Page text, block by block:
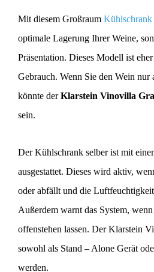
Mit diesem Großraum Kühlschrank
optimale Lagerung Ihrer Weine,
Präsentation. Dieses Modell ist
Gebrauch. Wenn Sie den Wein nur
könnte derKlarstein Vinovilla
sein.
Der Kühlschrank selber ist mit
ausgestattet. Dieses wird aktiv,
oder abfällt und die
Außerdem warnt das System,
offenstehen lassen. Der Klarstein
sowohl als Stand – Alone Gerät
werden.